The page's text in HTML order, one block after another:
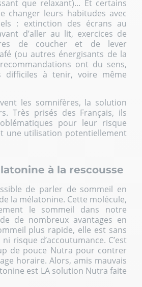
que relaxant)... Et certains
changer leurs habitudes avec
: extinction des écrans au
d’aller au lit, exercices de
de coucher et de lever
(ou autres énergisants de la
ont du sens,
difficiles à tenir, voire même
les somnifères, la solution
Très prisés des Français, ils
pour leur risque
une utilisation potentiellement
à la rescousse
de parler de sommeil en
la mélatonine. Cette molécule,
le sommeil dans notre
de nombreux avantages en
plus rapide, elle est sans
risque d’accoutumance. C’est
de pouce Nutra pour contrer
horaire. Alors, amis mauvais
est LA solution Nutra faite